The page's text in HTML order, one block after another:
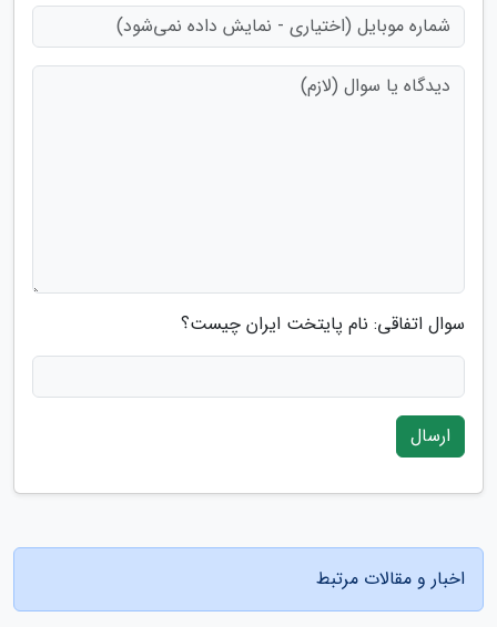
سوال اتفاقی: نام پایتخت ایران چیست؟
ارسال
اخبار و مقالات مرتبط